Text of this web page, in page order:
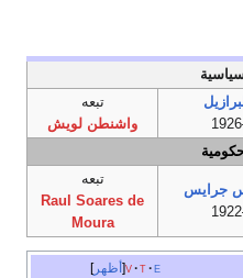
تبعه
واشنطن لويش
جرايس
تبعه
Raul Soares de
Moura
أظهر v t e